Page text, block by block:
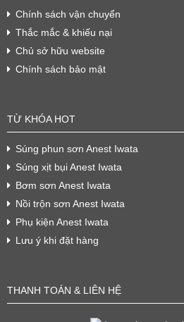
Chính sách vận chuyển
Thắc mắc & khiếu nại
Chủ sở hữu website
Chính sách bảo mật
TỪ KHÓA HOT
Súng phun sơn Anest Iwata
Súng xịt bụi Anest Iwata
Bơm sơn Anest Iwata
Nồi trộn sơn Anest Iwata
Phụ kiện Anest Iwata
Lưu ý khi đặt hàng
THANH TOÁN & LIÊN HỆ